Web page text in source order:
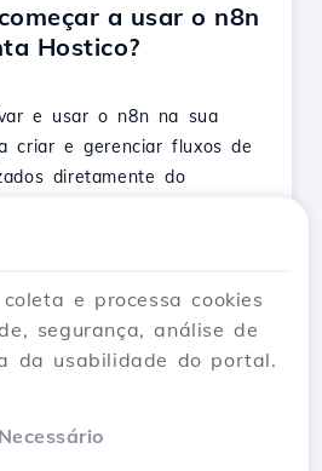
a usar o n8n
Hostico?
e usar o n8n na sua
criar e gerenciar fluxos de
diretamente do
e processa cookies
segurança, análise de
da usabilidade do portal.
Necessário